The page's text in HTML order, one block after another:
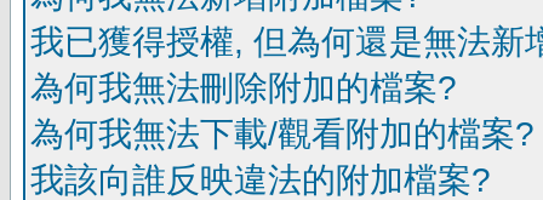
我已獲得授權, 但為何還是無法新
為何我無法刪除附加的檔案?
為何我無法下載/觀看附加的檔案?
我該向誰反映違法的附加檔案?